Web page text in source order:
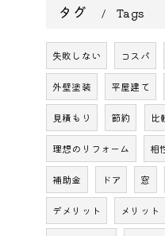
タグ Tags
失敗しない コスパ
外壁塗装 平屋建て
見積もり 節約 比
理想のリフォーム 相
補助金 ドア 窓
デメリット メリット